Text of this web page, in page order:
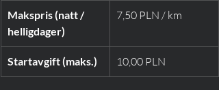
Makspris (natt /
helligdager)
7,50 PLN / km
Startavgift (maks.) 10,00 PLN